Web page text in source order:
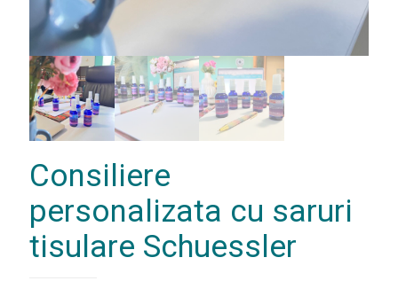
Consiliere
personalizata cu saruri
tisulare Schuessler